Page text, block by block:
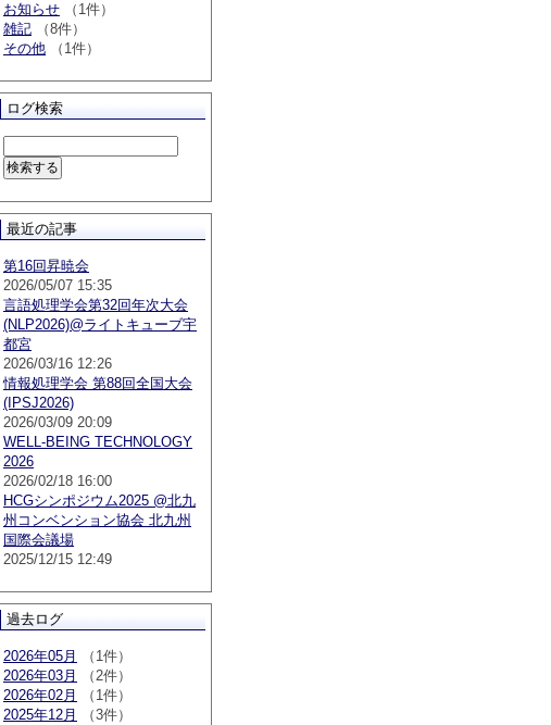
お知らせ （1件）
雑記 （8件）
その他 （1件）
ログ検索
最近の記事
第16回昇暁会
2026/05/07 15:35
言語処理学会第32回年次大会
(NLP2026)@ライトキューブ宇
都宮
2026/03/16 12:26
情報処理学会 第88回全国大会
(IPSJ2026)
2026/03/09 20:09
WELL-BEING TECHNOLOGY
2026
2026/02/18 16:00
HCGシンポジウム2025 @北九
州コンベンション協会 北九州
国際会議場
2025/12/15 12:49
過去ログ
2026年05月
（1件）
2026年03月
（2件）
2026年02月
（1件）
2025年12月
（3件）